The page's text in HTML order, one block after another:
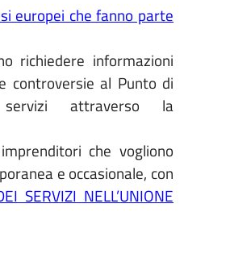
europei che fanno parte
richiedere informazioni
controversie al Punto di
attraverso la
che vogliono
e occasionale, con
NELL’UNIONE